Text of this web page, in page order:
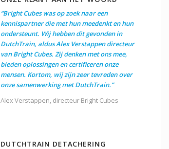
“Bright Cubes was op zoek naar een
kennispartner die met hun meedenkt en hun
ondersteunt. Wij hebben dit gevonden in
DutchTrain, aldus Alex Verstappen directeur
van Bright Cubes. Zij denken met ons mee,
bieden oplossingen en certificeren onze
mensen. Kortom, wij zijn zeer tevreden over
onze samenwerking met DutchTrain.”
Alex Verstappen, directeur Bright Cubes
DUTCHTRAIN DETACHERING